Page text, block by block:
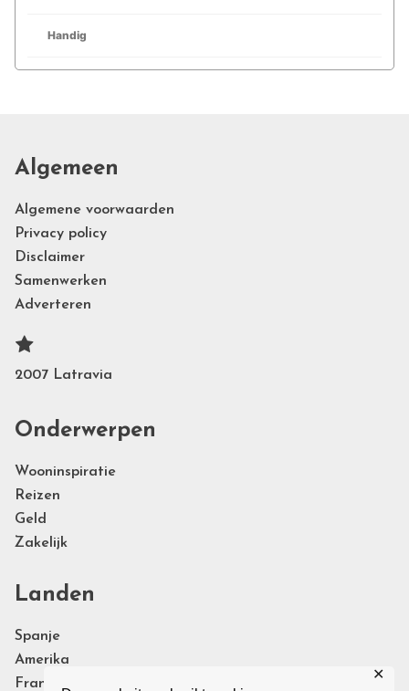
✕
Handig
Algemeen
Algemene voorwaarden
Privacy policy
Disclaimer
Samenwerken
Adverteren
2007 Latravia
Onderwerpen
Wooninspiratie
Reizen
Geld
Zakelijk
Landen
Spanje
Amerika
Frankrijk